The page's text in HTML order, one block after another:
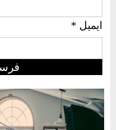
ایمیل *